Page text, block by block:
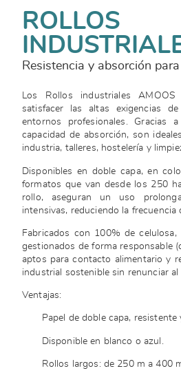
ROLLOS
Resistencia y absorción
Los Rollos industriales
satisfacer las altas exigencias
entornos profesionales. Gracias
capacidad de absorción, son
industria, talleres, hostelería y
Disponibles en doble capa, en
formatos que van desde los 250
rollo, aseguran un uso
intensivas, reduciendo la frecuencia
Fabricados con 100% de
gestionados de forma responsable
aptos para contacto alimentario y
industrial sostenible sin renunciar al
Ventajas:
Papel de doble capa, resistente
Disponible en blanco o azul.
Rollos largos: de 250 m a 400